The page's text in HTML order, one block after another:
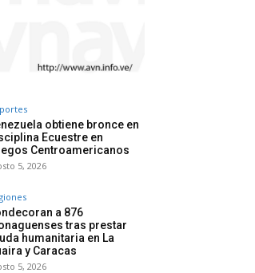
obtiene bronce en
Ecuestre en
Centroamericanos
5, 2026
a 876
tras prestar
humanitaria en La
y Caracas
5, 2026